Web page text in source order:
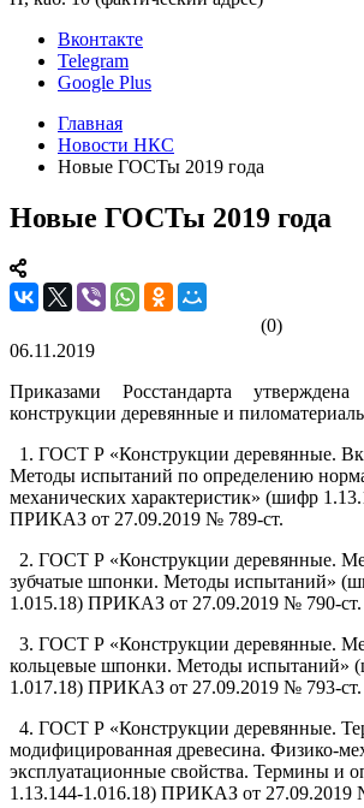
Вконтакте
Telegram
Google Plus
Главная
Новости НКС
Новые ГОСТы 2019 года
Новые ГОСТы 2019 года
(0)
06.11.2019
Приказами Росстандарта
конструкции деревянные и
1. ГОСТ Р «Конструкции деревянные.
Методы испытаний по определению
механических характеристик» (шифр
ПРИКАЗ от 27.09.2019 № 789-ст.
2. ГОСТ Р «Конструкции деревянные.
зубчатые шпонки. Методы испытаний»
1.015.18) ПРИКАЗ от 27.09.2019 № 790-ст.
3. ГОСТ Р «Конструкции деревянные.
кольцевые шпонки. Методы испытаний»
1.017.18) ПРИКАЗ от 27.09.2019 № 793-ст.
4. ГОСТ Р «Конструкции деревянные.
модифицированная древесина. Физико-
эксплуатационные свойства. Термины и
1.13.144-1.016.18) ПРИКАЗ от 27.09.2019